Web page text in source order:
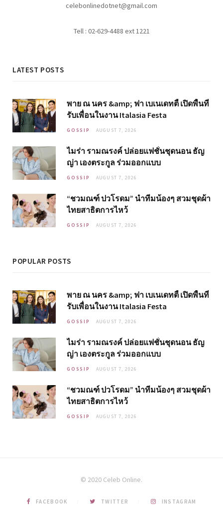
celebonlinedotnet@gmail.com
Tell : 02-629-4488 ext 1221
LATEST POSTS
พาย ณ นคร &amp; ฟา เบเนเดทตี้ เปิดพื้นที่
รับเพื่อนในงาน Italasia Festa
GOSSIP AUGUST 7, 2026
ไมร่า รามณรงค์ ปล่อยแฟชั่นชุดนอน ธัญ
ญ่า เองตระกูล ร่วมออกแบบ
GOSSIP AUGUST 7, 2026
“ชวมณฑ์ ปวโรดม” นำทีมน้องๆ สวมชุดผ้า
ไทยสาธิตการไหว้
GOSSIP AUGUST 7, 2026
POPULAR POSTS
พาย ณ นคร &amp; ฟา เบเนเดทตี้ เปิดพื้นที่
รับเพื่อนในงาน Italasia Festa
GOSSIP AUGUST 7, 2026
ไมร่า รามณรงค์ ปล่อยแฟชั่นชุดนอน ธัญ
ญ่า เองตระกูล ร่วมออกแบบ
GOSSIP AUGUST 7, 2026
“ชวมณฑ์ ปวโรดม” นำทีมน้องๆ สวมชุดผ้า
ไทยสาธิตการไหว้
GOSSIP AUGUST 7, 2026
© 2020 Celeb Online.
FACEBOOK TWITTER INSTAGRAM